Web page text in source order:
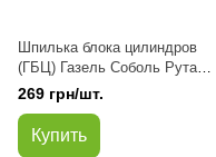
Шпилька блока цилиндров
(ГБЦ) Газель Соболь Рута
Бизнес NEXT
дв.402,4215,4216,Evotech 2.7
A274 L=140мм
М12/16х1.25х2х110 ремонтная
269 грн/шт.
Купить